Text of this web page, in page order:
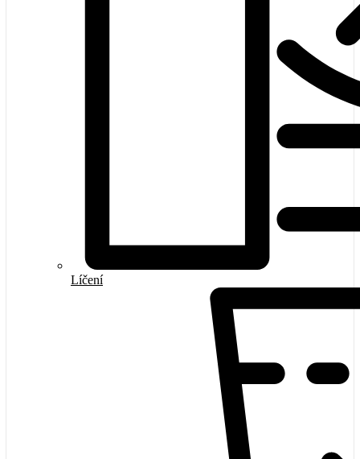
Líčení